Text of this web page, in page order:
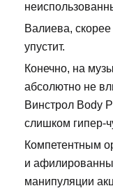
Валиева,
упустит.
Конечно, на
абсолютно не
Винстрол Body
слишком гипер-
Компетентным
и
манипуляции